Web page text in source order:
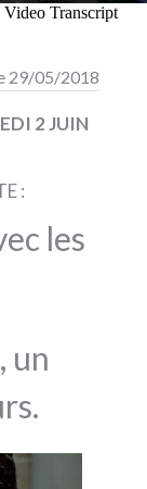
29/05/2018
2 JUIN
:
les
un